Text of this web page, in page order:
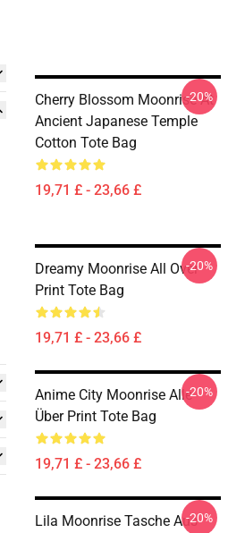
Cherry Blossom Moonrise At
Ancient Japanese Temple
Cotton Tote Bag
19,71 £ - 23,66 £
-20%
Dreamy Moonrise All Over
Print Tote Bag
19,71 £ - 23,66 £
-20%
Anime City Moonrise Alle
Über Print Tote Bag
19,71 £ - 23,66 £
-20%
Lila Moonrise Tasche Aus-20%